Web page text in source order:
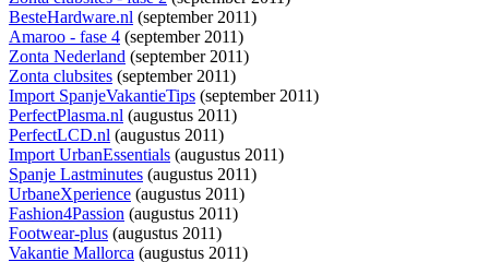
BesteHardware.nl (september 2011)
Amaroo - fase 4 (september 2011)
Zonta Nederland (september 2011)
Zonta clubsites (september 2011)
Import SpanjeVakantieTips (september 2011)
PerfectPlasma.nl (augustus 2011)
PerfectLCD.nl (augustus 2011)
Import UrbanEssentials (augustus 2011)
Spanje Lastminutes (augustus 2011)
UrbaneXperience (augustus 2011)
Fashion4Passion (augustus 2011)
Footwear-plus (augustus 2011)
Vakantie Mallorca (augustus 2011)